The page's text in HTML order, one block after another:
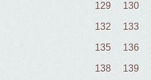
129 130
132 133
135 136
138 139